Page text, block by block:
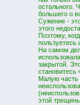
остального.
большего о
Сужение -
этого
Поэтому,
пользуетесь
На самом
закрытой.
становитесь
Малую часть
этой